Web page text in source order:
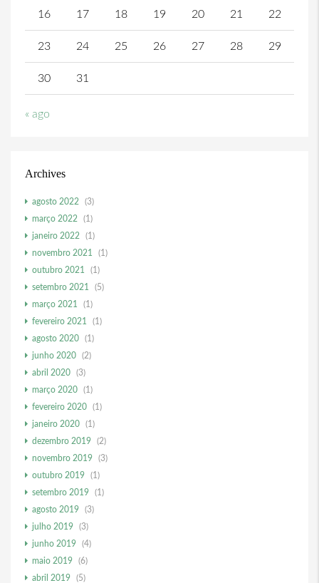
16 17 18 19 20 21 22
23 24 25 26 27 28 29
30 31
« ago
Archives
agosto 2022
(3)
março 2022
(1)
janeiro 2022
(1)
novembro 2021
(1)
outubro 2021
(1)
setembro 2021
(5)
março 2021
(1)
fevereiro 2021
(1)
agosto 2020
(1)
junho 2020
(2)
abril 2020
(3)
março 2020
(1)
fevereiro 2020
(1)
janeiro 2020
(1)
dezembro 2019
(2)
novembro 2019
(3)
outubro 2019
(1)
setembro 2019
(1)
agosto 2019
(3)
julho 2019
(3)
junho 2019
(4)
maio 2019
(6)
abril 2019
(5)